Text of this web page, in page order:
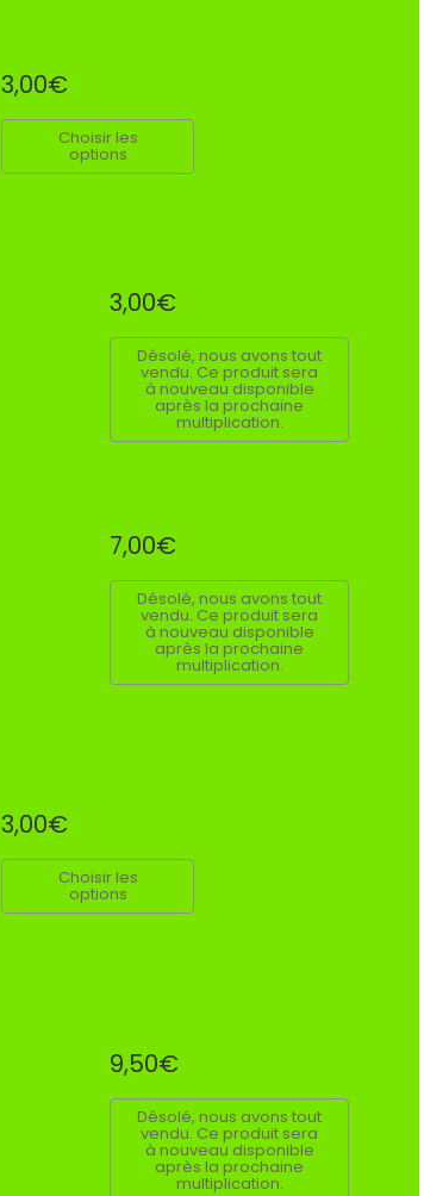
3,00€
Choisir les
options
3,00€
Désolé, nous avons tout
vendu. Ce produit sera
à nouveau disponible
après la prochaine
multiplication.
7,00€
Désolé, nous avons tout
vendu. Ce produit sera
à nouveau disponible
après la prochaine
multiplication.
3,00€
Choisir les
options
9,50€
Désolé, nous avons tout
vendu. Ce produit sera
à nouveau disponible
après la prochaine
multiplication.